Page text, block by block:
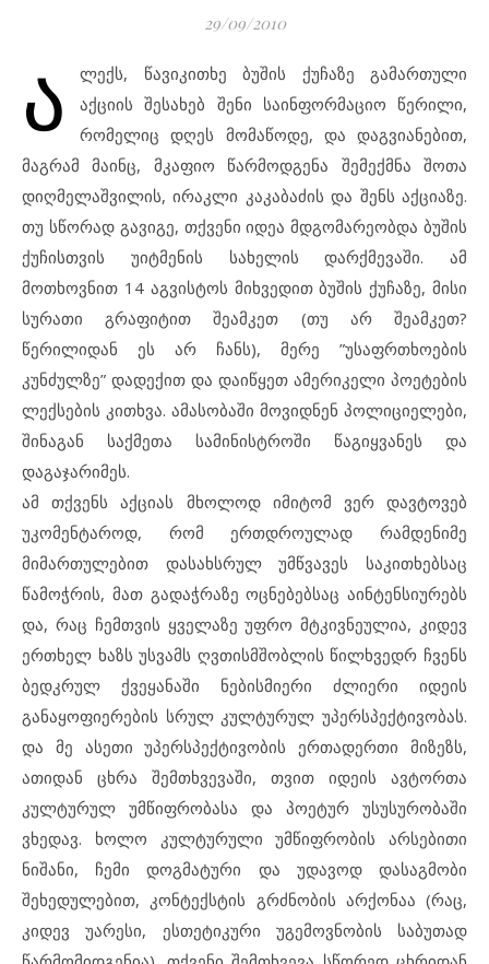
29/09/2010
ა
ლექს, წავიკითხე ბუშის ქუჩაზე გამართული
აქციის შესახებ შენი საინფორმაციო წერილი,
რომელიც დღეს მომაწოდე, და დაგვიანებით,
მაგრამ მაინც, მკაფიო წარმოდგენა შემექმნა შოთა
დიღმელაშვილის, ირაკლი კაკაბაძის და შენს აქციაზე.
თუ სწორად გავიგე, თქვენი იდეა მდგომარეობდა ბუშის
ქუჩისთვის უიტმენის სახელის დარქმევაში. ამ
მოთხოვნით 14 აგვისტოს მიხვედით ბუშის ქუჩაზე, მისი
სურათი გრაფიტით შეამკეთ (თუ არ შეამკეთ?
წერილიდან ეს არ ჩანს), მერე ”უსაფრთხოების
კუნძულზე” დადექით და დაიწყეთ ამერიკელი პოეტების
ლექსების კითხვა. ამასობაში მოვიდნენ პოლიციელები,
შინაგან საქმეთა სამინისტროში წაგიყვანეს და
დაგაჯარიმეს.
ამ თქვენს აქციას მხოლოდ იმიტომ ვერ დავტოვებ
უკომენტაროდ, რომ ერთდროულად რამდენიმე
მიმართულებით დასახსრულ უმწვავეს საკითხებსაც
წამოჭრის, მათ გადაჭრაზე ოცნებებსაც აინტენსიურებს
და, რაც ჩემთვის ყველაზე უფრო მტკივნეულია, კიდევ
ერთხელ ხაზს უსვამს ღვთისმშობლის წილხვედრ ჩვენს
ბედკრულ ქვეყანაში ნებისმიერი ძლიერი იდეის
განაყოფიერების სრულ კულტურულ უპერსპექტივობას.
და მე ასეთი უპერსპექტივობის ერთადერთი მიზეზს,
ათიდან ცხრა შემთხვევაში, თვით იდეის ავტორთა
კულტურულ უმწიფრობასა და პოეტურ უსუსურობაში
ვხედავ. ხოლო კულტურული უმწიფრობის არსებითი
ნიშანი, ჩემი დოგმატური და უდავოდ დასაგმობი
შეხედულებით, კონტექსტის გრძნობის არქონაა (რაც,
კიდევ უარესი, ესთეტიკური უგემოვნობის საბუთად